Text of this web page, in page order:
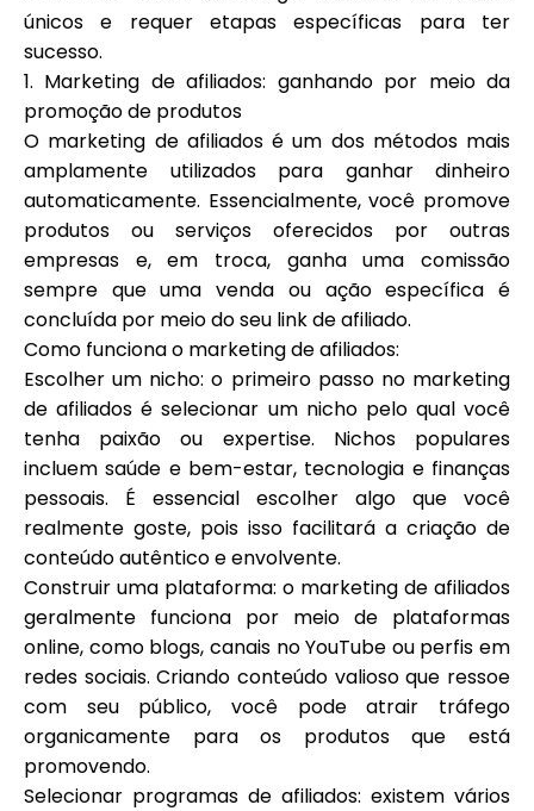
únicos e requer etapas específicas para ter
sucesso.
1. Marketing de afiliados: ganhando por meio da
promoção de produtos
O marketing de afiliados é um dos métodos mais
amplamente utilizados para ganhar dinheiro
automaticamente. Essencialmente, você promove
produtos ou serviços oferecidos por outras
empresas e, em troca, ganha uma comissão
sempre que uma venda ou ação específica é
concluída por meio do seu link de afiliado.
Como funciona o marketing de afiliados:
Escolher um nicho: o primeiro passo no marketing
de afiliados é selecionar um nicho pelo qual você
tenha paixão ou expertise. Nichos populares
incluem saúde e bem-estar, tecnologia e finanças
pessoais. É essencial escolher algo que você
realmente goste, pois isso facilitará a criação de
conteúdo autêntico e envolvente.
Construir uma plataforma: o marketing de afiliados
geralmente funciona por meio de plataformas
online, como blogs, canais no YouTube ou perfis em
redes sociais. Criando conteúdo valioso que ressoe
com seu público, você pode atrair tráfego
organicamente para os produtos que está
promovendo.
Selecionar programas de afiliados: existem vários